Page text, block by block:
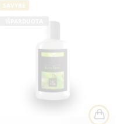
SAVYBĖ